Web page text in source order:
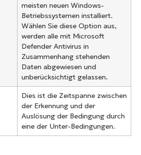
meisten neuen Windows-
Betriebssystemen installiert.
Wählen Sie diese Option aus,
werden alle mit Microsoft
Defender Antivirus in
Zusammenhang stehenden
Daten abgewiesen und
unberücksichtigt gelassen.
Dies ist die Zeitspanne zwischen
der Erkennung und der
Auslösung der Bedingung durch
eine der Unter-Bedingungen.